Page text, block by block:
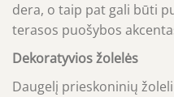
dera, o taip pat gali būti
terasos puošybos
Dekoratyvios žolelės
Daugelį prieskoninių